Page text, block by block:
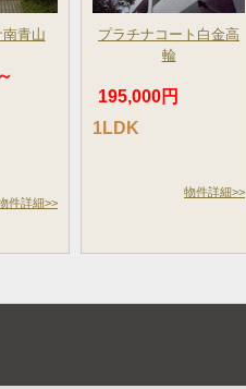
青山
件詳細>>
プラチナコート白金高
輪
195,000円
1LDK
物件詳細>>